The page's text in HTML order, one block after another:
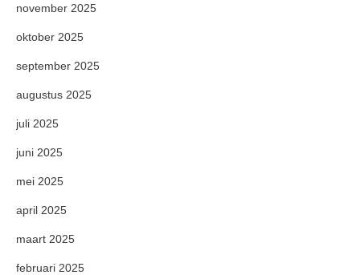
november 2025
oktober 2025
september 2025
augustus 2025
juli 2025
juni 2025
mei 2025
april 2025
maart 2025
februari 2025